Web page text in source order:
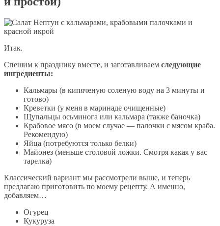
Итак.
Спешим к празднику вместе, и заготавливаем следующие
ингредиенты:
Кальмары (в кипяченую соленую воду на 3 минуты и
готово)
Креветки (у меня в маринаде очищенные)
Щупальцы осьминога или кальмара (также баночка)
Крабовое мясо (в моем случае — палочки с мясом краба.
Рекомендую)
Яйца (потребуются только белки)
Майонез (меньше столовой ложки. Смотря какая у вас
тарелка)
Классический вариант мы рассмотрели выше, и теперь
предлагаю приготовить по моему рецепту. А именно,
добавляем…
Огурец
Кукуруза